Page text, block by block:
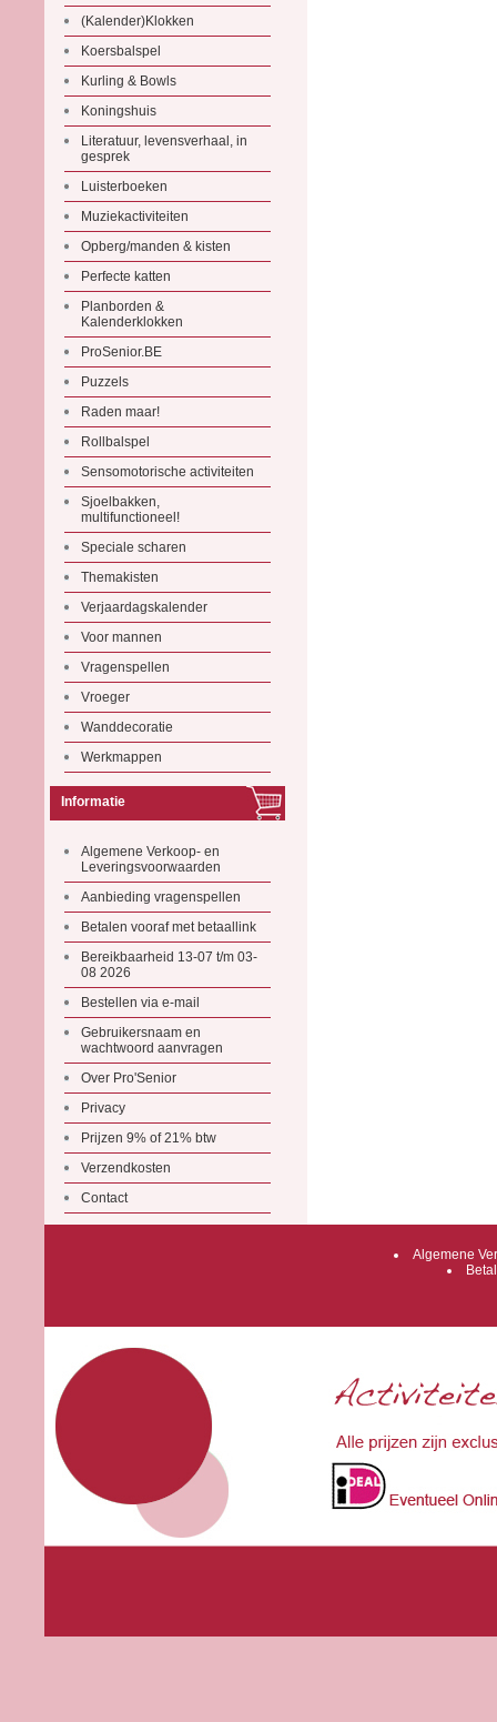
(Kalender)Klokken
Koersbalspel
Kurling & Bowls
Koningshuis
Literatuur, levensverhaal, in
gesprek
Luisterboeken
Muziekactiviteiten
Opberg/manden & kisten
Perfecte katten
Planborden &
Kalenderklokken
ProSenior.BE
Puzzels
Raden maar!
Rollbalspel
Sensomotorische activiteiten
Sjoelbakken,
multifunctioneel!
Speciale scharen
Themakisten
Verjaardagskalender
Voor mannen
Vragenspellen
Vroeger
Wanddecoratie
Werkmappen
Informatie
Algemene Verkoop- en
Leveringsvoorwaarden
Aanbieding vragenspellen
Betalen vooraf met betaallink
Bereikbaarheid 13-07 t/m 03-
08 2026
Bestellen via e-mail
Gebruikersnaam en
wachtwoord aanvragen
Over Pro'Senior
Privacy
Prijzen 9% of 21% btw
Verzendkosten
Contact
Algemene